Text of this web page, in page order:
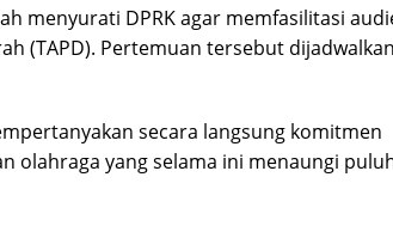
menyurati DPRK agar memfasilitasi
(TAPD). Pertemuan tersebut dijadwalkan
secara langsung komitmen
olahraga yang selama ini menaungi